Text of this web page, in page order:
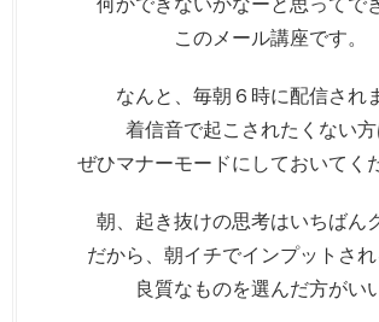
何かできないかなーと思ってで
このメール講座です。
なんと、毎朝６時に配信され
着信音で起こされたくない方
ぜひマナーモードにしておいてく
朝、起き抜けの思考はいちばん
だから、朝イチでインプットさ
良質なものを選んだ方がい